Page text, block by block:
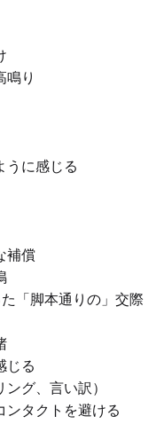
鳴り
うに感じる
補償
「脚本通りの」交際
じる
グ、言い訳）
ンタクトを避ける